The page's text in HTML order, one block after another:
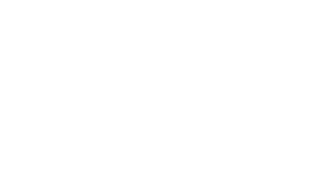
詳細:10月5日金曜夜7時～3時間SP(1)踊りたくない